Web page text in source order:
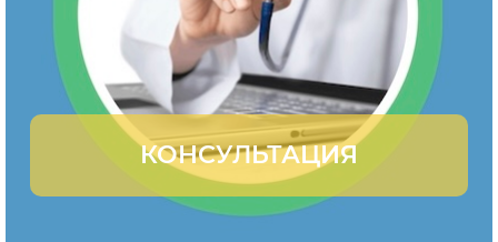
КОНСУЛЬТАЦИЯ